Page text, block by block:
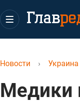
Новости › Украина
Медики